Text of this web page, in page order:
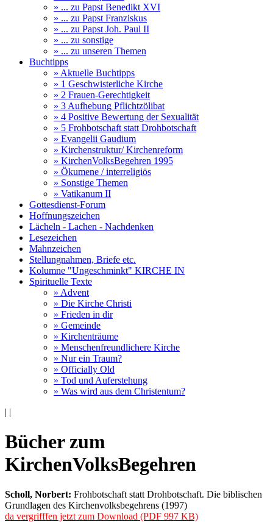
» ... zu Papst Benedikt XVI
» ... zu Papst Franziskus
» ... zu Papst Joh. Paul II
» ... zu sonstige
» ... zu unseren Themen
Buchtipps
» Aktuelle Buchtipps
» 1 Geschwisterliche Kirche
» 2 Frauen-Gerechtigkeit
» 3 Aufhebung Pflichtzölibat
» 4 Positive Bewertung der Sexualität
» 5 Frohbotschaft statt Drohbotschaft
» Evangelii Gaudium
» Kirchenstruktur/ Kirchenreform
» KirchenVolksBegehren 1995
» Ökumene / interreligiös
» Sonstige Themen
» Vatikanum II
Gottesdienst-Forum
Hoffnungszeichen
Lächeln - Lachen - Nachdenken
Lesezeichen
Mahnzeichen
Stellungnahmen, Briefe etc.
Kolumne "Ungeschminkt" KIRCHE IN
Spirituelle Texte
» Advent
» Die Kirche Christi
» Frieden in dir
» Gemeinde
» Kirchenträume
» Menschenfreundlichere Kirche
» Nur ein Traum?
» Officially Old
» Tod und Auferstehung
» Was wird aus dem Christentum?
| |
Bücher zum
KirchenVolksBegehren
Scholl, Norbert: Frohbotschaft statt Drohbotschaft. Die biblischen
Grundlagen des Kirchenvolksbegehrens (1997)
da vergrifffen jetzt zum Download (PDF 997 KB)